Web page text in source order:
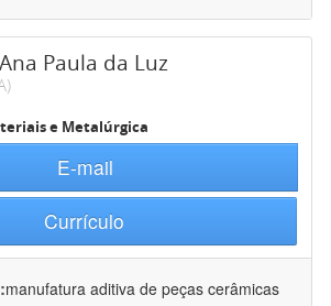
Ana Paula da Luz
e Metalúrgica
E-mail
Currículo
manufatura aditiva de peças cerâmicas